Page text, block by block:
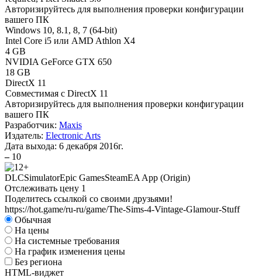
Авторизируйтесь для выполнения проверки конфигурации
вашего ПК
Windows 10, 8.1, 8, 7 (64-bit)
Intel Core i5 или AMD Athlon X4
4 GB
NVIDIA GeForce GTX 650
18 GB
DirectX 11
Совместимая с DirectX 11
Авторизируйтесь для выполнения проверки конфигурации
вашего ПК
Разработчик: Maxis
Издатель: Electronic Arts
Дата выхода: 6 декабря 2016г.
– 10
DLCSimulatorEpic GamesSteamEA App (Origin)
Отслеживать цену 1
Поделитесь ссылкой со своими друзьями!
https://hot.game/ru-ru/game/The-Sims-4-Vintage-Glamour-Stuff
Обычная
На цены
На системные требования
На график изменения цены
Без региона
HTML-виджет